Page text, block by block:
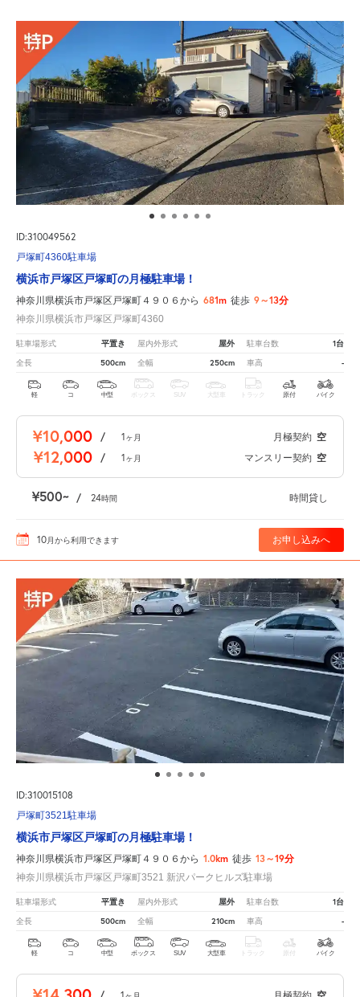
ID:310049562
戸塚町4360駐車場
横浜市戸塚区戸塚町の月極駐車場！
神奈川県横浜市戸塚区戸塚町４９０６から 681m 徒歩 9～13分
神奈川県横浜市戸塚区戸塚町4360
駐車場形式 平置き 屋内外形式 屋外 駐車台数 1台
全長 500cm 全幅 250cm 車高 -
軽 コ 中型 ボックス SUV 大型車 トラック 原付 バイク
¥10,000 / 1ヶ月 月極契約 空
¥12,000 / 1ヶ月 マンスリー契約 空
¥500 / 24時間 時間貸し
10月 から利用できます お申し込みへ
ID:310015108
戸塚町3521駐車場
横浜市戸塚区戸塚町の月極駐車場！
神奈川県横浜市戸塚区戸塚町４９０６から 1.0km 徒歩 13～19分
神奈川県横浜市戸塚区戸塚町3521 新沢パークヒルズ駐車場
駐車場形式 平置き 屋内外形式 屋外 駐車台数 1台
全長 500cm 全幅 210cm 車高 -
軽 コ 中型 ボックス SUV 大型車 トラック 原付 バイク